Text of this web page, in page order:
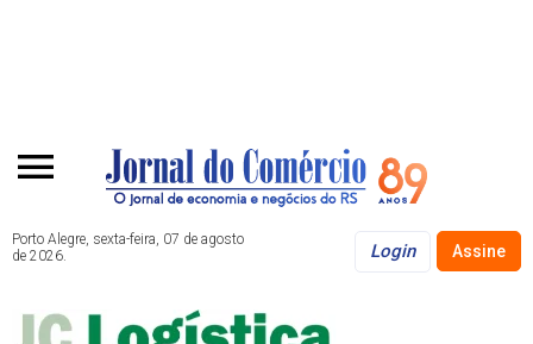
Porto Alegre, sexta-feira, 07 de agosto
de 2026.
Login Assine